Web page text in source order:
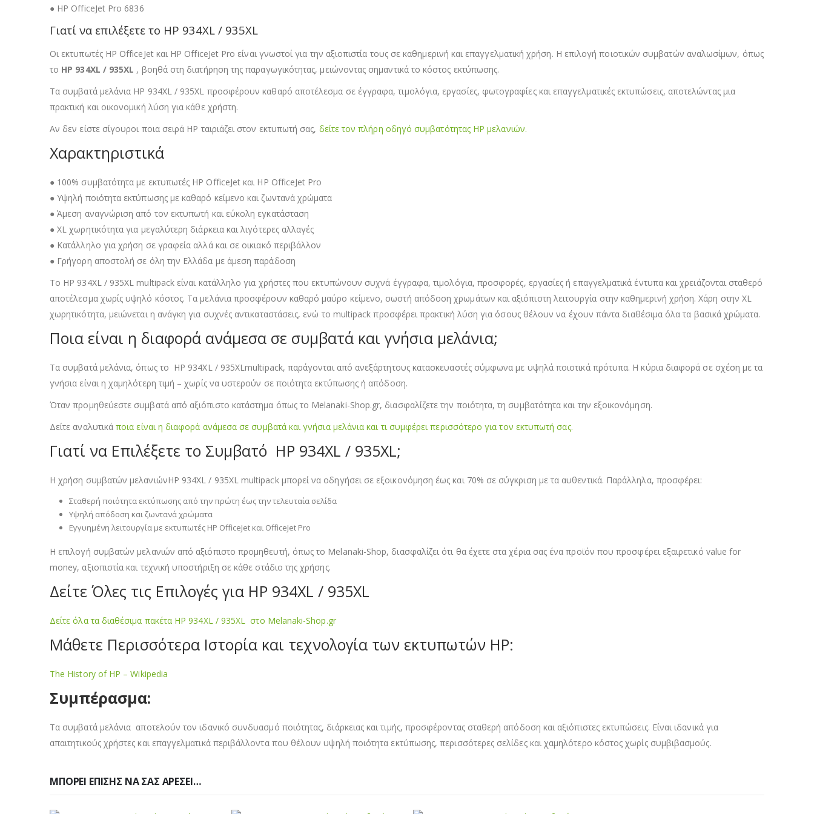
● HP OfficeJet Pro 6836
Γιατί να επιλέξετε το HP 934XL / 935XL
Οι εκτυπωτές HP OfficeJet και HP OfficeJet Pro είναι γνωστοί για την αξιοπιστία τους σε καθημερινή και επαγγελματική χρήση. Η επιλογή ποιοτικών συμβατών αναλωσίμων, όπως
το HP 934XL / 935XL , βοηθά στη διατήρηση της παραγωγικότητας, μειώνοντας σημαντικά το κόστος εκτύπωσης.
Τα συμβατά μελάνια HP 934XL / 935XL προσφέρουν καθαρό αποτέλεσμα σε έγγραφα, τιμολόγια, εργασίες, φωτογραφίες και επαγγελματικές εκτυπώσεις, αποτελώντας μια
πρακτική και οικονομική λύση για κάθε χρήστη.
Αν δεν είστε σίγουροι ποια σειρά HP ταιριάζει στον εκτυπωτή σας, δείτε τον πλήρη οδηγό συμβατότητας HP μελανιών.
Χαρακτηριστικά
● 100% συμβατότητα με εκτυπωτές HP OfficeJet και HP OfficeJet Pro
● Υψηλή ποιότητα εκτύπωσης με καθαρό κείμενο και ζωντανά χρώματα
● Άμεση αναγνώριση από τον εκτυπωτή και εύκολη εγκατάσταση
● XL χωρητικότητα για μεγαλύτερη διάρκεια και λιγότερες αλλαγές
● Κατάλληλο για χρήση σε γραφεία αλλά και σε οικιακό περιβάλλον
● Γρήγορη αποστολή σε όλη την Ελλάδα με άμεση παράδοση
Το HP 934XL / 935XL multipack είναι κατάλληλο για χρήστες που εκτυπώνουν συχνά έγγραφα, τιμολόγια, προσφορές, εργασίες ή επαγγελματικά έντυπα και χρειάζονται σταθερό
αποτέλεσμα χωρίς υψηλό κόστος. Τα μελάνια προσφέρουν καθαρό μαύρο κείμενο, σωστή απόδοση χρωμάτων και αξιόπιστη λειτουργία στην καθημερινή χρήση. Χάρη στην XL
χωρητικότητα, μειώνεται η ανάγκη για συχνές αντικαταστάσεις, ενώ το multipack προσφέρει πρακτική λύση για όσους θέλουν να έχουν πάντα διαθέσιμα όλα τα βασικά χρώματα.
Ποια είναι η διαφορά ανάμεσα σε συμβατά και γνήσια μελάνια;
Τα συμβατά μελάνια, όπως το HP 934XL / 935XLmultipack, παράγονται από ανεξάρτητους κατασκευαστές σύμφωνα με υψηλά ποιοτικά πρότυπα. Η κύρια διαφορά σε σχέση με τα
γνήσια είναι η χαμηλότερη τιμή – χωρίς να υστερούν σε ποιότητα εκτύπωσης ή απόδοση.
Όταν προμηθεύεστε συμβατά από αξιόπιστο κατάστημα όπως το Melanaki-Shop.gr, διασφαλίζετε την ποιότητα, τη συμβατότητα και την εξοικονόμηση.
Δείτε αναλυτικάποια είναι η διαφορά ανάμεσα σε συμβατά και γνήσια μελάνια και τι συμφέρει περισσότερο για τον εκτυπωτή σας.
Γιατί να Επιλέξετε το Συμβατό HP 934XL / 935XL;
Η χρήση συμβατών μελανιώνHP 934XL / 935XL multipack μπορεί να οδηγήσει σε εξοικονόμηση έως και 70% σε σύγκριση με τα αυθεντικά. Παράλληλα, προσφέρει:
Σταθερή ποιότητα εκτύπωσης από την πρώτη έως την τελευταία σελίδα
Υψηλή απόδοση και ζωντανά χρώματα
Εγγυημένη λειτουργία με εκτυπωτές HP OfficeJet και OfficeJet Pro
Η επιλογή συμβατών μελανιών από αξιόπιστο προμηθευτή, όπως το Melanaki-Shop, διασφαλίζει ότι θα έχετε στα χέρια σας ένα προϊόν που προσφέρει εξαιρετικό value for
money, αξιοπιστία και τεχνική υποστήριξη σε κάθε στάδιο της χρήσης.
Δείτε Όλες τις Επιλογές για HP 934XL / 935XL
Δείτε όλα τα διαθέσιμα πακέτα HP 934XL / 935XL στο Melanaki-Shop.gr
Μάθετε Περισσότερα Ιστορία και τεχνολογία των εκτυπωτών HP:
The History of HP – Wikipedia
Συμπέρασμα:
Τα συμβατά μελάνια αποτελούν τον ιδανικό συνδυασμό ποιότητας, διάρκειας και τιμής, προσφέροντας σταθερή απόδοση και αξιόπιστες εκτυπώσεις. Είναι ιδανικά για
απαιτητικούς χρήστες και επαγγελματικά περιβάλλοντα που θέλουν υψηλή ποιότητα εκτύπωσης, περισσότερες σελίδες και χαμηλότερο κόστος χωρίς συμβιβασμούς.
ΜΠΟΡΕΊ ΕΠΊΣΗΣ ΝΑ ΣΑΣ ΑΡΈΣΕΙ…